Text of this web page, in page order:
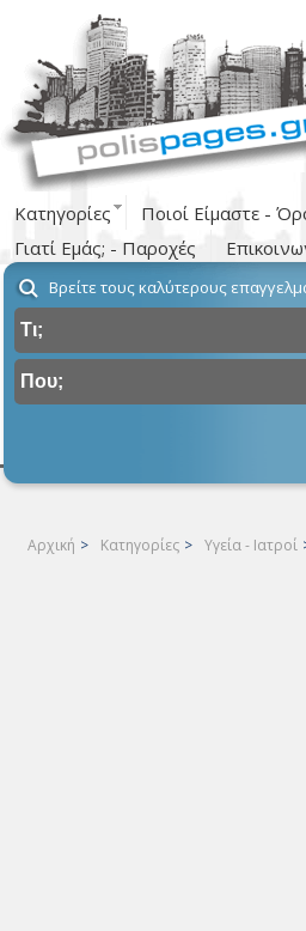
Κατηγορίες
Ποιοί Είμαστε -
Γιατί Εμάς; - Παροχές
Βρείτε τους καλύτερους
Αρχική > Κατηγορίες > Υγεία - Ιατροί